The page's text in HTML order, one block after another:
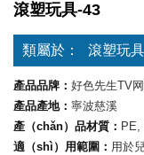
滾塑玩具-43
類屬於： 滾塑玩具
產品品牌： 好色先生TV网
產品產地： 寧波慈溪
產（chǎn）品材質： PE,
適（shì）用範圍： 用於